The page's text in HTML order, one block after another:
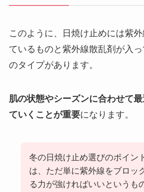
このように、日焼け止めには紫
ているものと紫外線散乱剤が入
のタイプがあります。
肌の状態やシーズンに合わせて
ていくことが重要になります。
冬の日焼け止め選びのポイン
は、ただ単に紫外線をブロッ
る力が強ければいいというも